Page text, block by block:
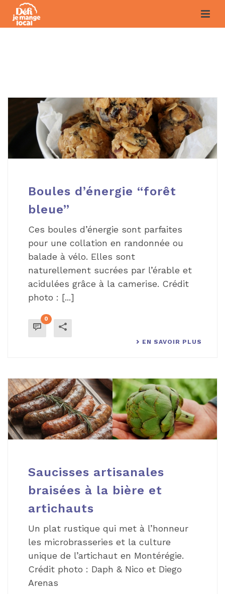
Boules d’énergie “forêt
bleue”
Ces boules d’énergie sont parfaites
pour une collation en randonnée ou
balade à vélo. Elles sont
naturellement sucrées par l’érable et
acidulées grâce à la camerise. Crédit
photo : [...]
0
EN SAVOIR PLUS
Saucisses artisanales
braisées à la bière et
artichauts
Un plat rustique qui met à l’honneur
les microbrasseries et la culture
unique de l’artichaut en Montérégie.
Crédit photo : Daph & Nico et Diego
Arenas